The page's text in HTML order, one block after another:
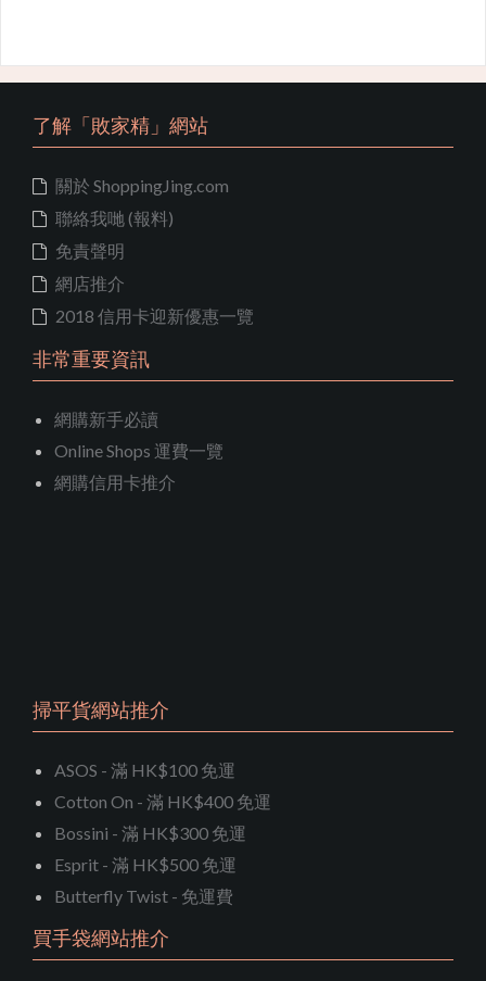
了解「敗家精」網站
關於 ShoppingJing.com
聯絡我哋 (報料)
免責聲明
網店推介
2018 信用卡迎新優惠一覽
非常重要資訊
網購新手必讀
Online Shops 運費一覽
網購信用卡推介
掃平貨網站推介
ASOS - 滿 HK$100 免運
Cotton On - 滿 HK$400 免運
Bossini - 滿 HK$300 免運
Esprit - 滿 HK$500 免運
Butterfly Twist - 免運費
買手袋網站推介